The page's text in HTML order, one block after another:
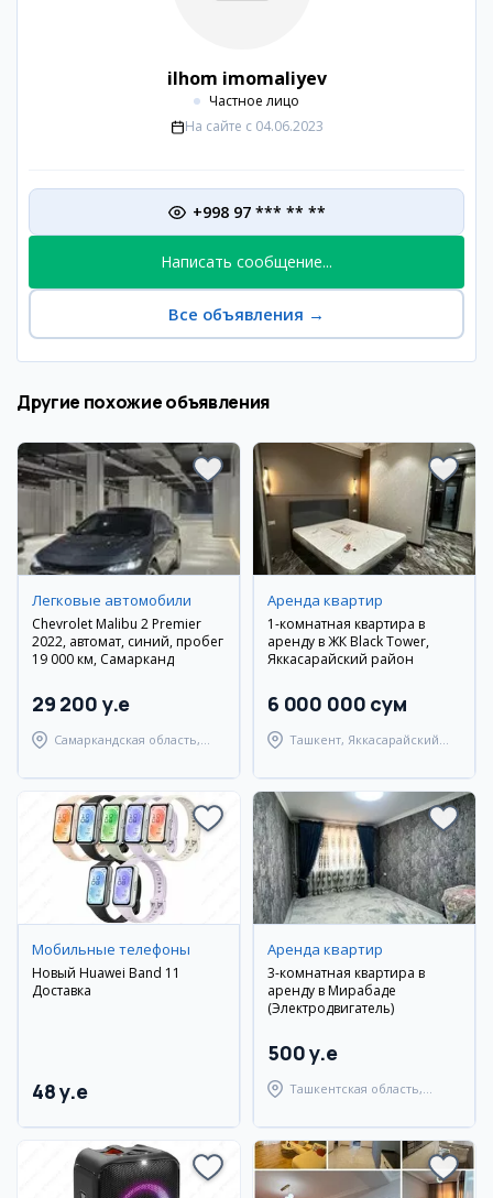
ilhom imomaliyev
Частное лицо
На сайте с 04.06.2023
+998 97 *** ** **
Написать сообщение...
Все объявления →
Другие похожие объявления
Легковые автомобили
Chevrolet Malibu 2 Premier
2022, автомат, синий, пробег
19 000 км, Самарканд
29 200 y.e
Самаркандская область,
Аренда квартир
1-комнатная квартира в
аренду в ЖК Black Tower,
Яккасарайский район
6 000 000 сум
Ташкент, Яккасарайский
Мобильные телефоны
Новый Huawei Band 11
Доставка
48 y.e
Аренда квартир
3-комнатная квартира в
аренду в Мирабаде
(Электродвигатель)
500 y.e
Ташкентская область,